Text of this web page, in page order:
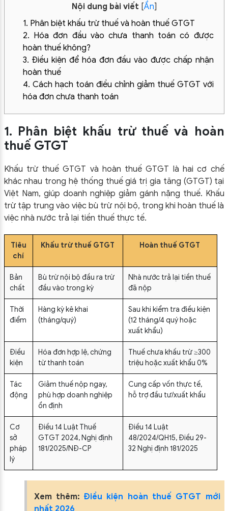
Nội dung bài viết [Ẩn]
1. Phân biệt khấu trừ thuế và hoàn thuế GTGT
2. Hóa đơn đầu vào chưa thanh toán có được
hoàn thuế không?
3. Điều kiện để hóa đơn đầu vào được chấp nhận
hoàn thuế
4. Cách hạch toán điều chỉnh giảm thuế GTGT với
hóa đơn chưa thanh toán
1. Phân biệt khấu trừ thuế và hoàn
thuế GTGT
Khấu trừ thuế GTGT và hoàn thuế GTGT là hai cơ chế
khác nhau trong hệ thống thuế giá trị gia tăng (GTGT) tại
Việt Nam, giúp doanh nghiệp giảm gánh nặng thuế. Khấu
trừ tập trung vào việc bù trừ nội bộ, trong khi hoàn thuế là
việc nhà nước trả lại tiền thuế thực tế.
Tiêu
chí
Khấu trừ thuế GTGT Hoàn thuế GTGT
Bản
chất
Bù trừ nội bộ đầu ra trừ
đầu vào trong kỳ
Nhà nước trả lại tiền thuế
đã nộp
Thời
điểm
Hàng kỳ kê khai
(tháng/quý)
Sau khi kiểm tra điều kiện
(12 tháng/4 quý hoặc
xuất khẩu)
Điều
kiện
Hóa đơn hợp lệ, chứng
từ thanh toán
Thuế chưa khấu trừ ≥300
triệu hoặc xuất khẩu 0%
Tác
động
Giảm thuế nộp ngay,
phù hợp doanh nghiệp
ổn định
Cung cấp vốn thực tế,
hỗ trợ đầu tư/xuất khẩu
Cơ
sở
pháp
lý
Điều 14 Luật Thuế
GTGT 2024, Nghị định
181/2025/NĐ-CP
Điều 14 Luật
48/2024/QH15, Điều 29-
32 Nghị định 181/2025
Xem thêm:Điều kiện hoàn thuế GTGT mới
nhất 2026